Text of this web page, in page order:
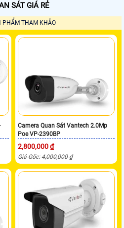
SÁT GIÁ RẺ
PHẨM THAM KHẢO
Camera Quan Sát Vantech 2.0Mp
Poe VP-2390BP
2,800,000 ₫
Giá Gốc: 4,000,000 ₫